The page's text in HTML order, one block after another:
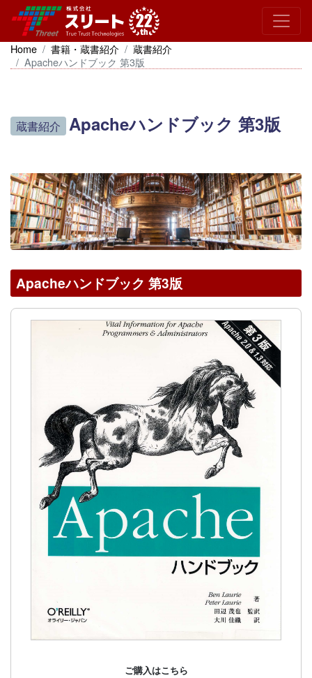
Home 書籍・蔵書紹介
蔵書紹介
Apacheハンドブック 第3版
蔵書紹介 Apacheハンドブック 第3版
Apacheハンドブック 第3版
ご購入はこちら